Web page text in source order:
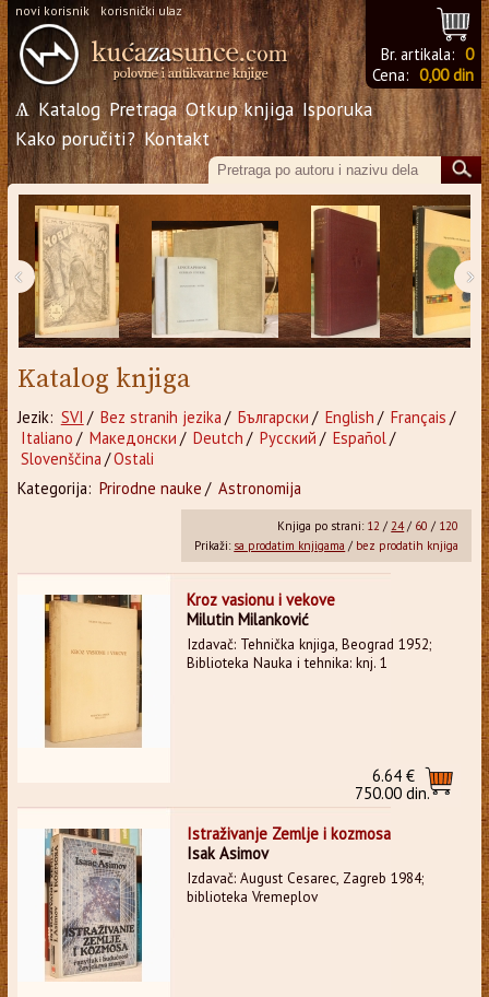
novi korisnik korisnički ulaz
Br. artikala: 0
Cena: 0,00 din
Ѧ Katalog Pretraga Otkup knjiga Isporuka
Kako poručiti? Kontakt
‹ ›
Katalog knjiga
Jezik: SVI / Bez stranih jezika / Български / English / Français /
Italiano / Македонски / Deutch / Русский / Español/
Slovenščina /Ostali
Kategorija: Prirodne nauke / Astronomija
Knjiga po strani: 12 /24/ 60 / 120
Prikaži: sa prodatim knjigama / bez prodatih knjiga
Kroz vasionu i vekove
Milutin Milanković
Izdavač: Tehnička knjiga, Beograd 1952;
Biblioteka Nauka i tehnika: knj. 1
6.64 €
750.00 din.
Istraživanje Zemlje i kozmosa
Isak Asimov
Izdavač: August Cesarec, Zagreb 1984;
biblioteka Vremeplov